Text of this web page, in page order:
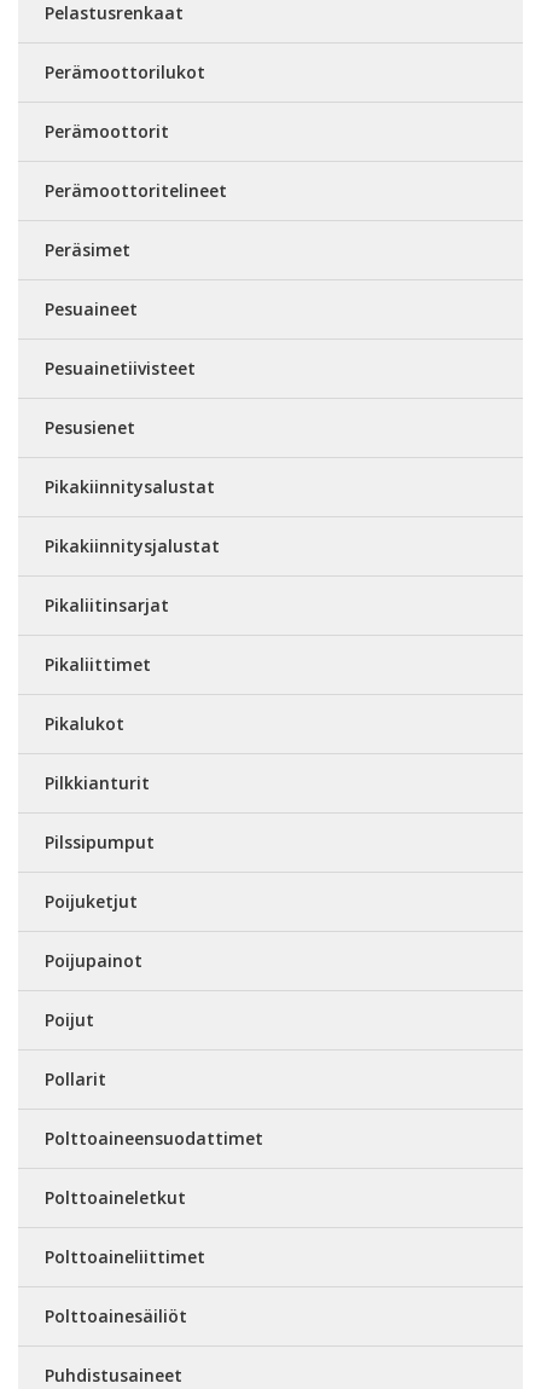
Pelastusrenkaat
Perämoottorilukot
Perämoottorit
Perämoottoritelineet
Peräsimet
Pesuaineet
Pesuainetiivisteet
Pesusienet
Pikakiinnitysalustat
Pikakiinnitysjalustat
Pikaliitinsarjat
Pikaliittimet
Pikalukot
Pilkkianturit
Pilssipumput
Poijuketjut
Poijupainot
Poijut
Pollarit
Polttoaineensuodattimet
Polttoaineletkut
Polttoaineliittimet
Polttoainesäiliöt
Puhdistusaineet